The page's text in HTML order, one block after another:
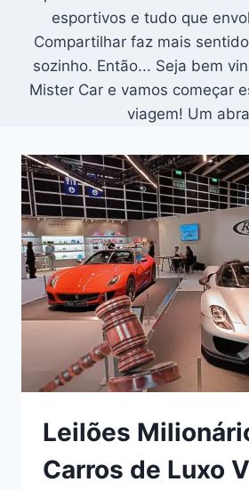
esportivos e tudo que
Compartilhar faz mais
sozinho. Então... Seja bem
Mister Car e vamos começar
viagem! Um
Leilões
Carros de Luxo